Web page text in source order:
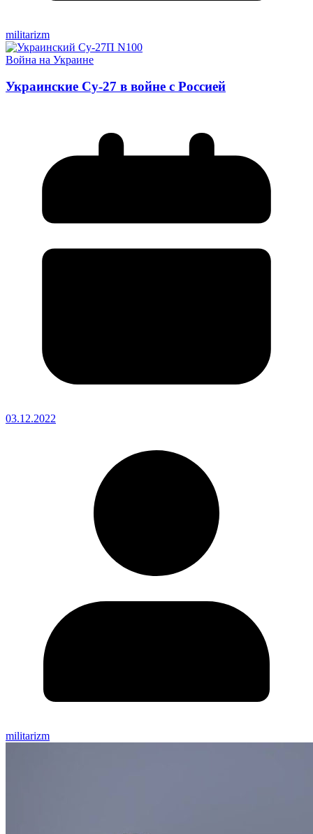
militarizm
Война на Украине
Украинские Су-27 в войне с Россией
03.12.2022
militarizm